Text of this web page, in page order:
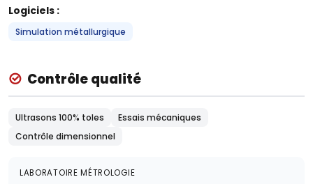
Logiciels :
Simulation métallurgique
Contrôle qualité
Ultrasons 100% toles
Essais mécaniques
Contrôle dimensionnel
LABORATOIRE MÉTROLOGIE